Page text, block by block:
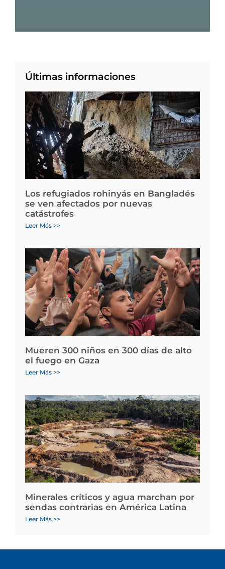
Últimas informaciones
Los refugiados rohinyás en Bangladés
se ven afectados por nuevas
catástrofes
Leer Más >>
Mueren 300 niños en 300 días de alto
el fuego en Gaza
Leer Más >>
Minerales críticos y agua marchan por
sendas contrarias en América Latina
Leer Más >>